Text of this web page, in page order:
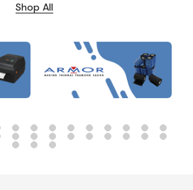
Shop All